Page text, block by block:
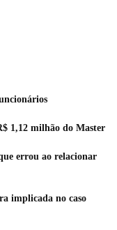
1,12 milhão do Master
errou ao relacionar
implicada no caso